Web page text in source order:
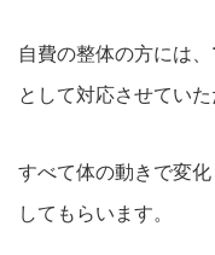
自費の整体の方には、
として対応させていた
すべて体の動きで変
してもらいます。